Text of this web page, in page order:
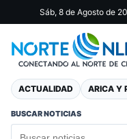
Sáb, 8 de Agosto de
ACTUALIDAD ARICA Y
BUSCAR NOTICIAS